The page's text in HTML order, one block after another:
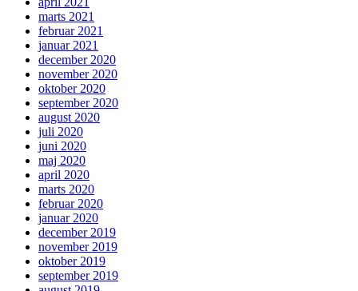
marts 2021
februar 2021
januar 2021
december 2020
november 2020
oktober 2020
september 2020
august 2020
juli 2020
juni 2020
maj 2020
april 2020
marts 2020
februar 2020
januar 2020
december 2019
november 2019
oktober 2019
september 2019